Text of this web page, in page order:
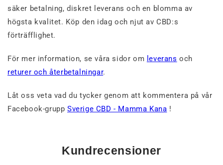
säker betalning, diskret leverans och en blomma av
högsta kvalitet. Köp den idag och njut av CBD:s
förträfflighet.
För mer information, se våra sidor om leverans och
returer och återbetalningar.
Låt oss veta vad du tycker genom att kommentera på vår
Facebook-grupp Sverige CBD - Mamma Kana !
Kundrecensioner